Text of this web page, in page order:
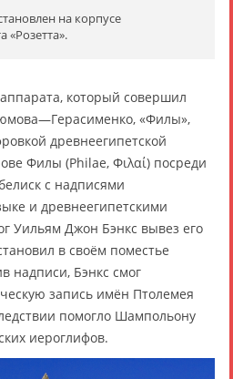
на корпусе
«Розетта».
который совершил
«Филы»,
древнеегипетской
Филы (Philae, Φιλαί) посреди
с надписями
и древнеегипетскими
Уильям Джон Бэнкс вывез его
в своём поместье
надписи, Бэнкс смог
запись имён Птолемея
помогло Шампольону
иероглифов.